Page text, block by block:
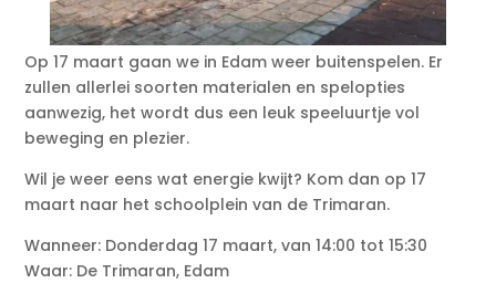
Op 17 maart gaan we in Edam weer buitenspelen. Er
zullen allerlei soorten materialen en spelopties
aanwezig, het wordt dus een leuk speeluurtje vol
beweging en plezier.
Wil je weer eens wat energie kwijt? Kom dan op 17
maart naar het schoolplein van de Trimaran.
Wanneer: Donderdag 17 maart, van 14:00 tot 15:30
Waar: De Trimaran, Edam